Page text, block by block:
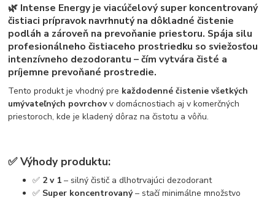
🌿 Intense Energyjeviacúčelový super koncentrovaný
čistiaci prípravoknavrhnutý na dôkladné čistenie
podláh a zároveň na prevoňanie priestoru. Spája silu
profesionálneho čistiaceho prostriedku so sviežosťou
intenzívneho dezodorantu – čím vytvára čisté a
príjemne prevoňané prostredie.
Tento produkt je vhodný pre každodenné čistenie všetkých
umývateľných povrchovv domácnostiach aj v komerčných
priestoroch, kde je kladený dôraz na čistotu a vôňu.
✅Výhody produktu:
✅ 2 v 1 – silný čistič a dlhotrvajúci dezodorant
✅ Super koncentrovaný– stačí minimálne množstvo